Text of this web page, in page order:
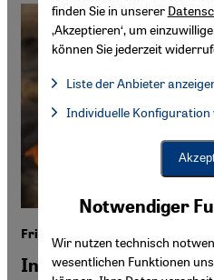
Frieden im Nahen Osten
In weite Ferne gerückt
Notwendiger
Wir nutzen technisch
wesentlichen Funktionen
finden Sie in unserer
‚Akzeptieren‘, um
können Sie jederzeit
Liste der Anbieter
Facebook Embed /
Facebook Embed /
Google Maps Embed
Individuelle Konfiguration